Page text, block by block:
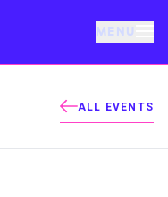
MENU
ALL EVENTS